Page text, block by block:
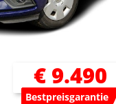
€ 9.490
Bestpreisgarantie